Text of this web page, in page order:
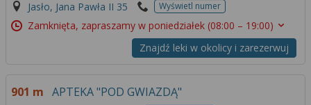
Jasło, Jana Pawła II 35 Wyświetl numer
Zamknięta, zapraszamy w poniedziałek (08:00 – 19:00)
Znajdź leki w okolicy i zarezerwuj
901 m APTEKA "POD GWIAZDĄ"